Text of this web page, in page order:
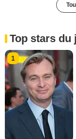
Top stars du
1